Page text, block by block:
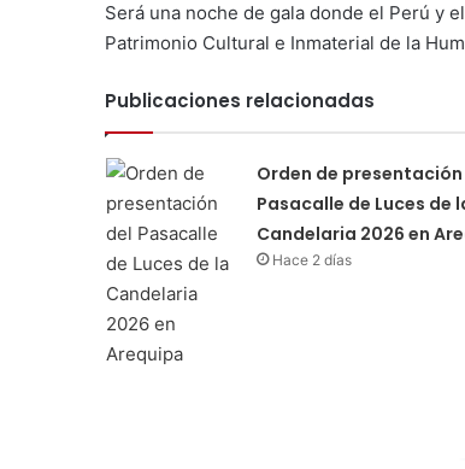
Será una noche de gala donde el Perú y
Patrimonio Cultural e Inmaterial de la
Publicaciones relacionadas
Orden de presentación
Pasacalle de Luces de
Candelaria 2026 en
Hace 2 días